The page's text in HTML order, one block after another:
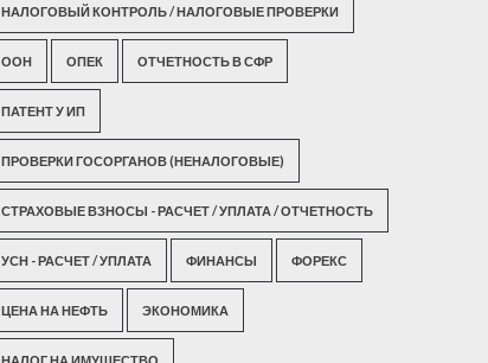
НАЛОГОВЫЙ КОНТРОЛЬ / НАЛОГОВЫЕ ПРОВЕРКИ
ООН ОПЕК ОТЧЕТНОСТЬ В СФР
ПАТЕНТ У ИП
ПРОВЕРКИ ГОСОРГАНОВ (НЕНАЛОГОВЫЕ)
СТРАХОВЫЕ ВЗНОСЫ - РАСЧЕТ / УПЛАТА / ОТЧЕТНОСТЬ
УСН - РАСЧЕТ / УПЛАТА ФИНАНСЫ ФОРЕКС
ЦЕНА НА НЕФТЬ ЭКОНОМИКА